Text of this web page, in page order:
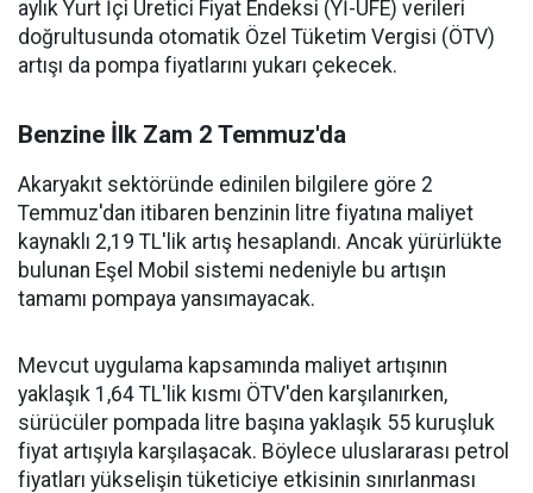
aylık Yurt İçi Üretici Fiyat Endeksi (Yİ-ÜFE) verileri
doğrultusunda otomatik Özel Tüketim Vergisi (ÖTV)
artışı da pompa fiyatlarını yukarı çekecek.
Benzine İlk Zam 2 Temmuz'da
Akaryakıt sektöründe edinilen bilgilere göre 2
Temmuz'dan itibaren benzinin litre fiyatına maliyet
kaynaklı 2,19 TL'lik artış hesaplandı. Ancak yürürlükte
bulunan Eşel Mobil sistemi nedeniyle bu artışın
tamamı pompaya yansımayacak.
Mevcut uygulama kapsamında maliyet artışının
yaklaşık 1,64 TL'lik kısmı ÖTV'den karşılanırken,
sürücüler pompada litre başına yaklaşık 55 kuruşluk
fiyat artışıyla karşılaşacak. Böylece uluslararası petrol
fiyatları yükselişin tüketiciye etkisinin sınırlanması